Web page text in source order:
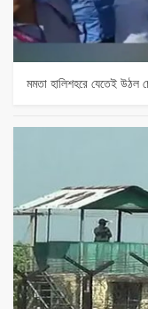
মমতা হালিশহরে যেতেই